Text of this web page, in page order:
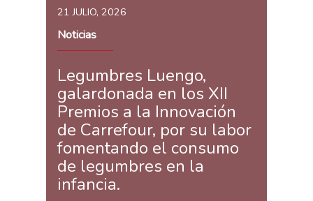
21 JULIO, 2026
Noticias
Legumbres Luengo,
galardonada en los XII
Premios a la Innovación
de Carrefour, por su labor
fomentando el consumo
de legumbres en la
infancia.